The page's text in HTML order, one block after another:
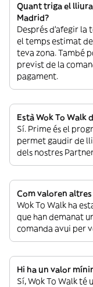
Quant triga el
Madrid?
Després d’afegir
el temps estimat
teva zona. També
previst de la
pagament.
Està Wok To Walk
Sí. Prime és el
permet gaudir de
dels nostres
Com valoren
Wok To Walk ha
que han demanat
comanda avui per
Hi ha un valor
Sí, Wok To Walk té